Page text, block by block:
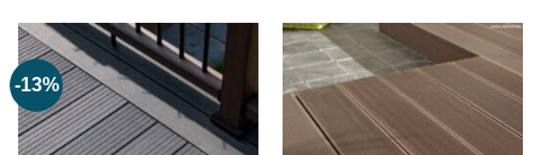
85,000₫.
-13%